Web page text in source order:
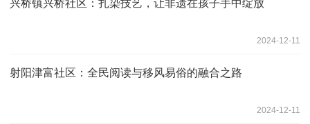
兴桥镇兴桥社区：扎染技艺，让非遗在孩子手中绽放
2024-12-11
射阳津富社区：全民阅读与移风易俗的融合之路
2024-12-11